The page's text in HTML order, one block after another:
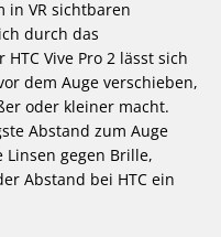
in VR sichtbaren
durch das
Vive Pro 2 lässt sich
dem Auge verschieben,
oder kleiner macht.
Abstand zum Auge
gegen Brille,
Abstand bei HTC ein